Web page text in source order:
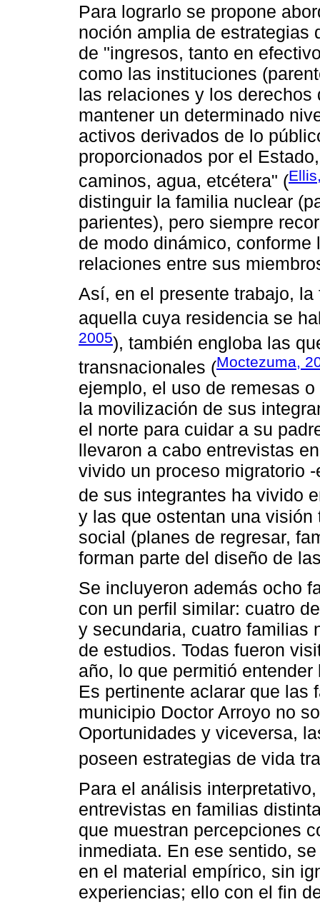
Para lograrlo se propone
noción amplia de estrategias
de "ingresos, tanto en
como las instituciones
las relaciones y los
mantener un determinado
activos derivados de lo
proporcionados por el
caminos, agua, etcétera" (
distinguir la familia nuclear
parientes), pero siempre
de modo dinámico,
relaciones entre sus
Así, en el presente trabajo,
aquella cuya residencia se
2005), también engloba las
transnacionales (Moctezuma,
ejemplo, el uso de remesas
la movilización de sus
el norte para cuidar a su
llevaron a cabo entrevistas
vivido un proceso migratorio
de sus integrantes ha vivido
y las que ostentan una
social (planes de regresar,
forman parte del diseño de
Se incluyeron además ocho
con un perfil similar: cuatro
y secundaria, cuatro familias
de estudios. Todas fueron
año, lo que permitió
Es pertinente aclarar que las
municipio Doctor Arroyo no
Oportunidades y viceversa,
poseen estrategias de vida
Para el análisis
entrevistas en familias
que muestran percepciones
inmediata. En ese sentido,
en el material empírico, sin
experiencias; ello con el fin